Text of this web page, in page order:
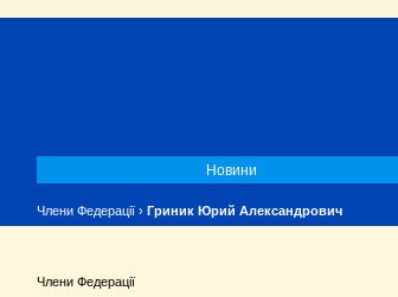
Новини
Члени Федерації › Гриник Юрий Александрович
Члени Федерації